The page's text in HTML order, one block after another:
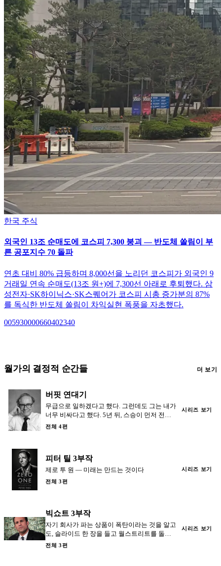
한국 주식
외국인 13조 순매도에 코스피 7,300 붕괴 — 반도체 쏠림이 부
른 공포지수 70 돌파
연초 대비 80% 급등하며 8,000선을 노리던 코스피가 외국인 9
거래일 연속 순매도(13조 원+)에 7,300선 아래로 후퇴했다. 삼
성전자·SK하이닉스·SK스퀘어가 코스피 시총 증가분의 87%
를 독식한 반도체 쏠림이 차익실현 폭풍을 자초했다.
005930000660402340
월가의 결정적 순간들 더 보기
버핏 연대기
무급으로 일하겠다고 했다. 그런데도 그는 내가
너무 비싸다고 했다. 5년 뒤, 스승이 먼저 전화
를 걸어왔다.
전체 4편
시리즈 보기
피터 틸 3부작
제로 투 원 — 미래는 만드는 것이다
전체 3편
시리즈 보기
빅쇼트 3부작
자기 회사가 파는 상품이 폭탄이라는 것을 알고
도, 슬라이드 한 장을 들고 월스트리트를 돌아
다닌 남자. 그렉 리프먼 — 빅쇼트의 세일즈맨.
전체 3편
시리즈 보기